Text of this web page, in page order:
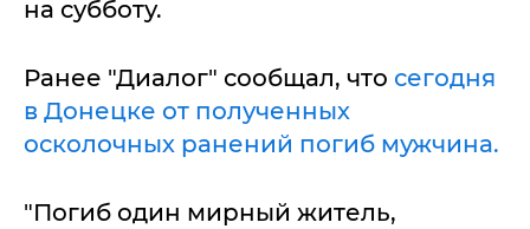
на субботу.
Ранее "Диалог" сообщал, что сегодня
в Донецке от полученных
осколочных ранений погиб мужчина.
"Погиб один мирный житель,